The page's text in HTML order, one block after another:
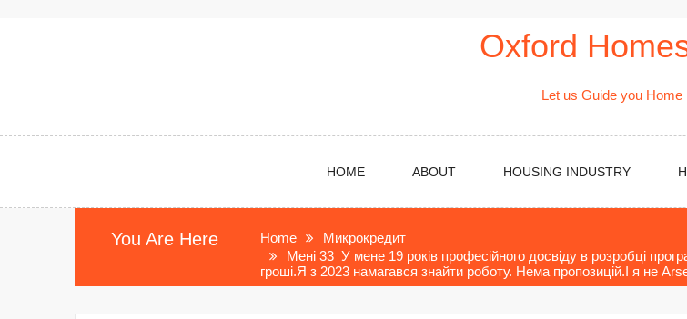
Oxford
Let us Guide you Home
HOME ABOUT HOUSING INDUSTRY
You Are Here Home
Микрокредит
Мені 33 У мене 19 років професійного досвіду в розробці
гроші.Я з 2023 намагався знайти роботу. Нема пропозицій.І я не